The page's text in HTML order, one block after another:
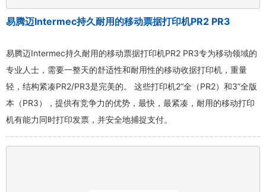
易腾迈Intermec持久耐用的移动票据打印机PR2 PR3
易腾迈Intermec持久耐用的移动票据打印机PR2 PR3专为移动领域的
专业人士，需要一整天的舒适性和耐用性的移动收据打印机，重量
轻，结构紧凑PR2/PR3是完美的。 这些打印机2“全（PR2）和3”全版
本（PR3），提供有竞争力的优势，最快，最紧凑，耐用的移动打印
机有能力同时打印发票，并安全地捕捉支付。